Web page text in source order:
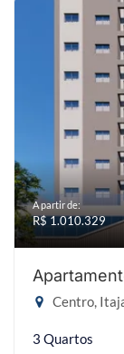
A partir de:
R$ 1.010.329
Centro,
3 Quartos